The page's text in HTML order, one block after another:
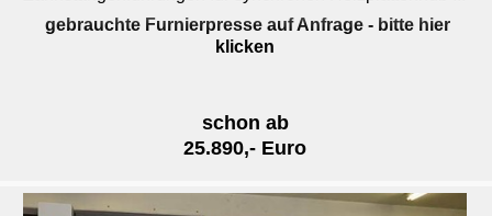
gebrauchte Furnierpresse auf Anfrage- bitte hier
klicken
schon ab
25.890,- Euro